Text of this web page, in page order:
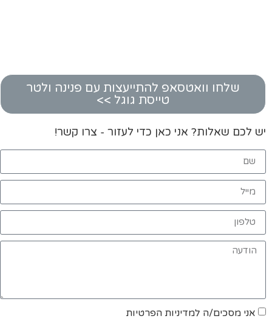
שלחו וואטסאפ להתייעצות עם פנינה ולטר
טייסת גוגל >>
יש לכם שאלות? אני כאן כדי לעזור - צרו קשר!
אני מסכים/ה למדיניות הפרטיות